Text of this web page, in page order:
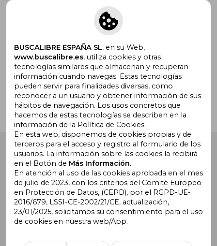
Suscríbete para recibir ofertas y
promociones
¿Necesitas ayuda?
Ir a Centro de Soporte
Buscalibre España . Calle Energía, 65, Nave 3 (08940),
Cornellà de Llobregat, Barcelona. Derechos Reservados.
Buscalibre Argentina| Buscalibre Chile
Buscalibre Uruguay|Buscalibre México|Buscalibre
BUSCALIBRE ESPAÑA SL, en su Web,
www.buscalibre.es, utiliza cookies y otras
tecnologías similares que almacenan y recuperan
información cuando navegas. Estas tecnologías
pueden servir para finalidades diversas, como
reconocer a un usuario y obtener información de sus
hábitos de navegación. Los usos concretos que
hacemos de estas tecnologías se describen en la
información de la Política de Cookies.
En esta web, disponemos de cookies propias y de
terceros para el acceso y registro al formulario de los
usuarios. La información sobre las cookies la recibirá
en el Botón de Más Información.
En atención al uso de las cookies aprobada en el mes
de julio de 2023, con los criterios del Comité Europeo
en Protección de Datos, (CEPD), por el RGPD-UE-
2016/679, LSSI-CE-2002/21/CE, actualización,
23/01/2025, solicitamos su consentimiento para el uso
de cookies en nuestra web/App.